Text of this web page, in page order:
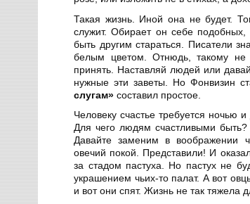
Такая жизнь. Иной она не будет.
служит. Обирает он себе
быть другим стараться. Писатели
белым цветом. Отнюдь, такому
принять. Наставляй людей или
нужные эти заветы. Но Фонвизин
слугам» составил простое.
Человеку счастье требуется
Для чего людям счастливыми быть?
Давайте заменим в воображении
овечий покой. Представили! И
за стадом пастуха. Но пастух не
украшением чьих-то палат. А вот
и вот они спят. Жизнь не так тяжела